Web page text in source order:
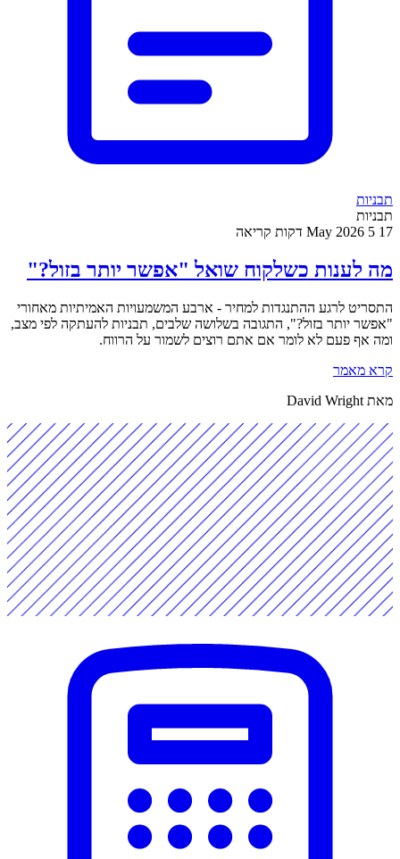
תבניות
תבניות
17 May 2026 5 דקות קריאה
מה לענות כשלקוח שואל "אפשר יותר בזול?"
התסריט לרגע ההתנגדות למחיר - ארבע המשמעויות האמיתיות מאחורי
"אפשר יותר בזול?", התגובה בשלושה שלבים, תבניות להעתקה לפי מצב,
ומה אף פעם לא לומר אם אתם רוצים לשמור על הרווח.
קרא מאמר
מאת David Wright